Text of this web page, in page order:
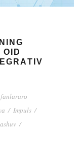
ОID
fаnlаrаrо
/ Impuls /
/